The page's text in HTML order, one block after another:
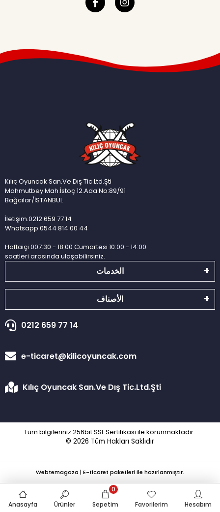
Kılıç Oyuncak San.Ve Dış Tic.Ltd.Şti
Mahmutbey Mah.İstoç 12.Ada No:89/91
Bağcılar/İSTANBUL
İletişim.0212 659 77 14
Whatsapp.0544 814 00 44
Haftaiçi 007:30 - 18:00 Cumartesi 10:00 - 14:00
saatleri arasında ulaşabilirsiniz.
الخدمات
الأصناف
0212 659 77 14
e-ticaret@kilicoyuncak.com
Kılıç Oyuncak San.Ve Dış Tic.Ltd.Şti
Tüm bilgileriniz 256bit SSL Sertifikası ile korunmaktadır.
© 2026 Tüm Hakları Saklıdır
Anasayfa Ürünler Sepetim
0
Favorilerim
Hesabım
Webtemagaza | E-ticaret paketleri ile hazırlanmıştır.